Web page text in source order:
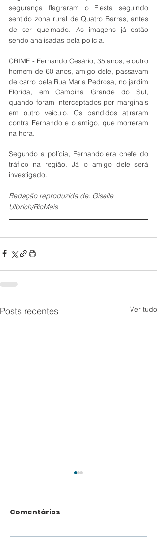
segurança flagraram o Fiesta seguindo
sentido zona rural de Quatro Barras, antes
de ser queimado. As imagens já estão
sendo analisadas pela polícia.
CRIME - Fernando Cesário, 35 anos, e outro
homem de 60 anos, amigo dele, passavam
de carro pela Rua Maria Pedrosa, no jardim
Flórida, em Campina Grande do Sul,
quando foram interceptados por marginais
em outro veículo. Os bandidos atiraram
contra Fernando e o amigo, que morreram
na hora.
Segundo a polícia, Fernando era chefe do
tráfico na região. Já o amigo dele será
investigado.
Redação reproduzida de: Giselle
Ulbrich/RicMais
Posts recentes Ver tudo
Comentários